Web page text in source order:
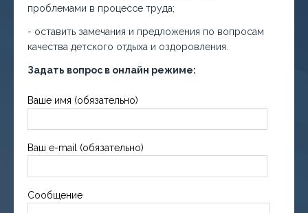
проблемами в процессе труда;
- оставить замечания и предложения по вопросам
качества детского отдыха и оздоровления.
Задать вопрос в онлайн режиме:
Ваше имя (обязательно)
Ваш e-mail (обязательно)
Сообщение